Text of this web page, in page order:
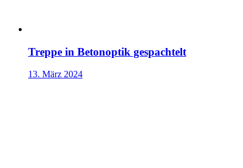
Treppe in Betonoptik gespachtelt
13. März 2024